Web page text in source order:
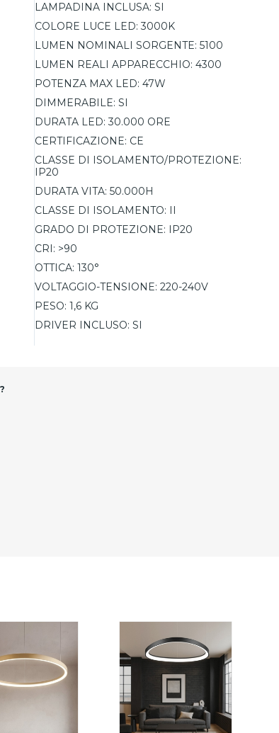
luminosa in un unico prodotto.
LAMPADINA INCLUSA: SI
COLORE LUCE LED: 3000K
LUMEN NOMINALI SORGENTE: 5100
LUMEN REALI APPARECCHIO: 4300
POTENZA MAX LED: 47W
DIMMERABILE: SI
DURATA LED: 30.000 ORE
CERTIFICAZIONE: CE
CLASSE DI ISOLAMENTO/PROTEZIONE:
IP20
DURATA VITA: 50.000H
CLASSE DI ISOLAMENTO: II
GRADO DI PROTEZIONE: IP20
CRI: >90
OTTICA: 130°
VOLTAGGIO-TENSIONE: 220-240V
PESO: 1,6 KG
DRIVER INCLUSO: SI
OTTONE - DALI PUSH